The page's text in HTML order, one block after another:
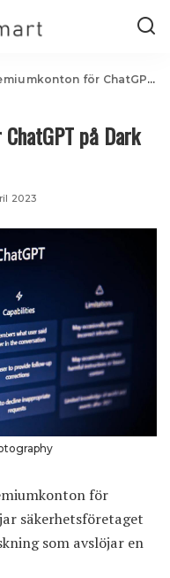
för ChatGPT på Dark Web
på Dark
2023
för
säkerhetsföretaget
som avslöjar en